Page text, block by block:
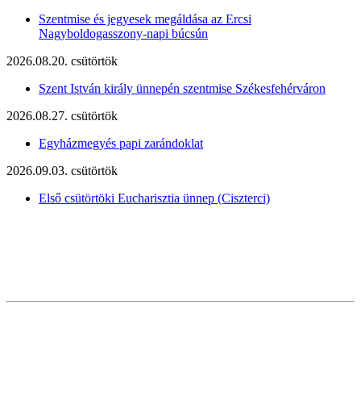
Szentmise és jegyesek megáldása az Ercsi
Nagyboldogasszony-napi búcsún
2026.08.20. csütörtök
Szent István király ünnepén szentmise Székesfehérváron
2026.08.27. csütörtök
Egyházmegyés papi zarándoklat
2026.09.03. csütörtök
Első csütörtöki Eucharisztia ünnep (Ciszterci)